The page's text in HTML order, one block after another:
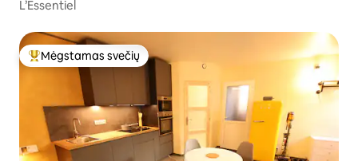
L’Essentiel
Svečių mėgstamiausias
Mėgstamas svečių